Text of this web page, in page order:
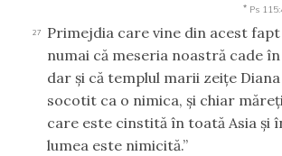
* Ps
27
Primejdia care vine din acest
numai că meseria noastră cade
dar şi că templul marii zeiţe
socotit ca o nimica, şi chiar
care este cinstită în toată Asia şi
lumea este nimicită.”